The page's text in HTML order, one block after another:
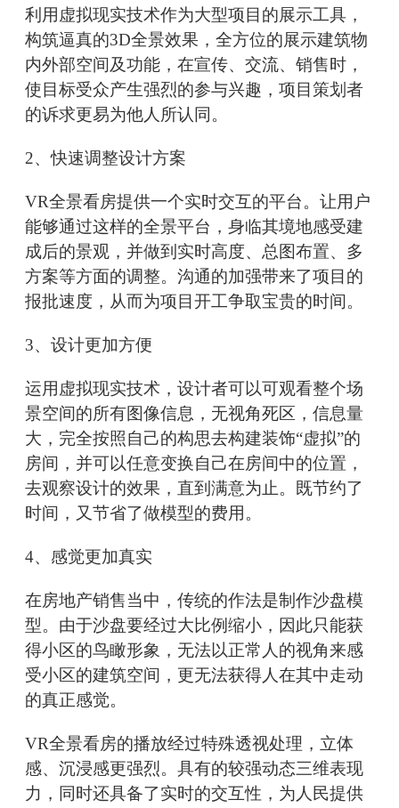
利用虚拟现实技术作为大型项目的展示工具，
构筑逼真的3D全景效果，全方位的展示建筑物
内外部空间及功能，在宣传、交流、销售时，
使目标受众产生强烈的参与兴趣，项目策划者
的诉求更易为他人所认同。
2、快速调整设计方案
VR全景看房提供一个实时交互的平台。让用户
能够通过这样的全景平台，身临其境地感受建
成后的景观，并做到实时高度、总图布置、多
方案等方面的调整。沟通的加强带来了项目的
报批速度，从而为项目开工争取宝贵的时间。
3、设计更加方便
运用虚拟现实技术，设计者可以可观看整个场
景空间的所有图像信息，无视角死区，信息量
大，完全按照自己的构思去构建装饰“虚拟”的
房间，并可以任意变换自己在房间中的位置，
去观察设计的效果，直到满意为止。既节约了
时间，又节省了做模型的费用。
4、感觉更加真实
在房地产销售当中，传统的作法是制作沙盘模
型。由于沙盘要经过大比例缩小，因此只能获
得小区的鸟瞰形象，无法以正常人的视角来感
受小区的建筑空间，更无法获得人在其中走动
的真正感觉。
VR全景看房的播放经过特殊透视处理，立体
感、沉浸感更强烈。具有的较强动态三维表现
力，同时还具备了实时的交互性，为人民提供